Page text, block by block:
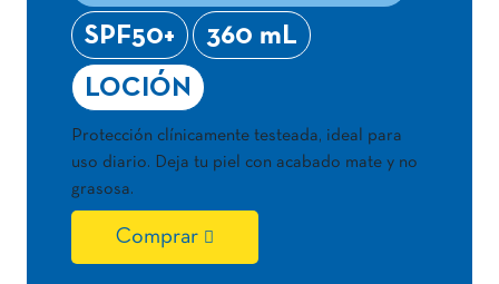
SPF50+
360 mL
LOCIÓN
Protección clínicamente testeada, ideal para
uso diario. Deja tu piel con acabado mate y no
grasosa.
Comprar